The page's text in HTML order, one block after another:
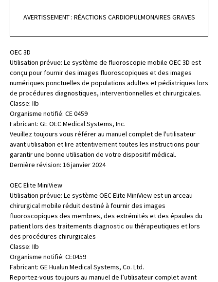
AVERTISSEMENT : RÉACTIONS CARDIOPULMONAIRES GRAVES
OEC 3D
Utilisation prévue: Le système de fluoroscopie mobile OEC 3D est
conçu pour fournir des images fluoroscopiques et des images
numériques ponctuelles de populations adultes et pédiatriques lors
de procédures diagnostiques, interventionnelles et chirurgicales.
Classe: IIb
Organisme notifié: CE 0459
Fabricant: GE OEC Medical Systems, Inc.
Veuillez toujours vous référer au manuel complet de l'utilisateur
avant utilisation et lire attentivement toutes les instructions pour
garantir une bonne utilisation de votre dispositif médical.
Dernière révision: 16 janvier 2024
OEC Elite MiniView
Utilisation prévue: Le système OEC Elite MiniView est un arceau
chirurgical mobile réduit destiné à fournir des images
fluoroscopiques des membres, des extrémités et des épaules du
patient lors des traitements diagnostic ou thérapeutiques et lors
des procédures chirurgicales
Classe: IIb
Organisme notifié: CE0459
Fabricant: GE Hualun Medical Systems, Co. Ltd.
Reportez-vous toujours au manuel de l’utilisateur complet avant